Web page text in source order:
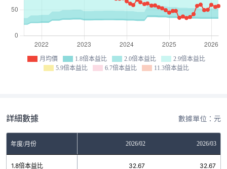
月均價 1.8倍本益比 2.0倍本益比
2.9倍本益比
5.9倍本益比
6.7倍本益比 11.3倍本益比
詳細數據 數據單位：元
年度/月份 2026/02 2026/03
1.8倍本益比 32.67 32.67